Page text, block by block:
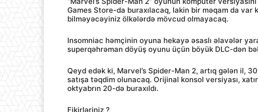
Games Store-da buraxılacaq, lakin bir məqam da
bilməyəcəyiniz ölkələrdə mövcud olmayacaq.
Insomniac həmçinin oyuna hekayə əsaslı əlavələr
superqəhrəman döyüş oyunu üçün böyük DLC-dən
Qeyd edək ki, Marvel’s Spider-Man 2, artıq gələn il,
satışa təqdim olunacaq. Orijinal konsol versiyası,
oktyabrın 20-də buraxıldı.
Fikirləriniz ?